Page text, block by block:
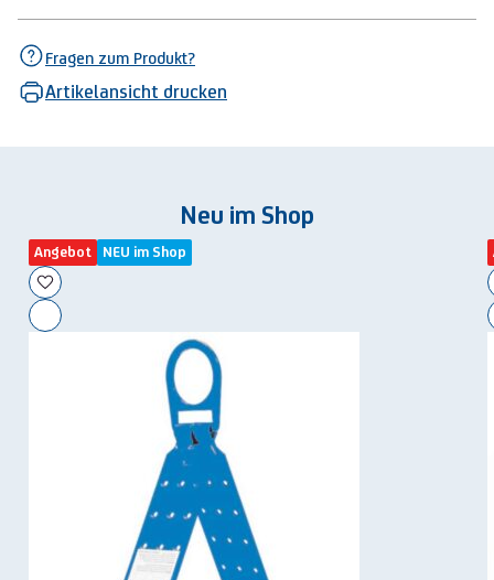
Fragen zum Produkt?
Artikelansicht drucken
Neu im Shop
Angebot NEU im Shop